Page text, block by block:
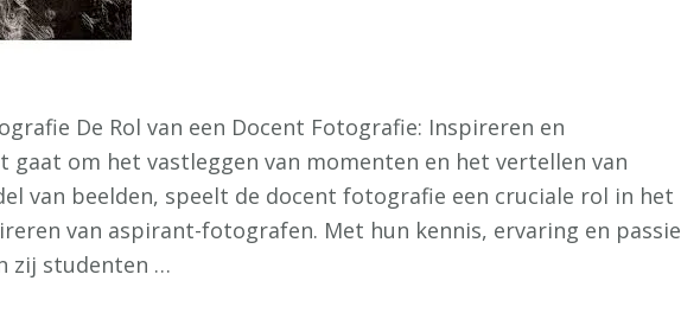
De Rol van een Docent Fotografie: Inspireren en
gaat om het vastleggen van momenten en het vertellen van
van beelden, speelt de docent fotografie een cruciale rol in het
van aspirant-fotografen. Met hun kennis, ervaring en passie
zij studenten …